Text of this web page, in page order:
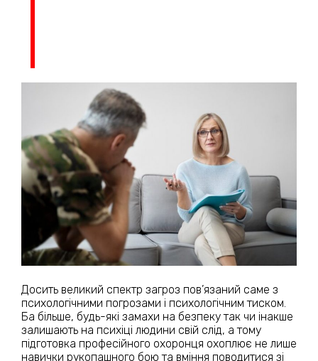
Досить великий спектр загроз пов’язаний саме з
психологічними погрозами і психологічним тиском.
Ба більше, будь-які замахи на безпеку так чи інакше
залишають на психіці людини свій слід, а тому
підготовка професійного охоронця охоплює не лише
навички рукопашного бою та вміння поводитися зі